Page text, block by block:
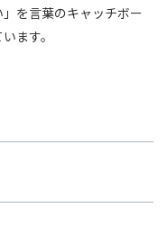
を言葉のキャッチボー
ます。